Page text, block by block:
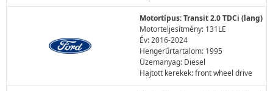
Motortípus: Transit 2.0 TDCi (lang)
Motorteljesítmény: 131LE
Év: 2016-2024
Hengerűrtartalom: 1995
Üzemanyag: Diesel
Hajtott kerekek: front wheel drive